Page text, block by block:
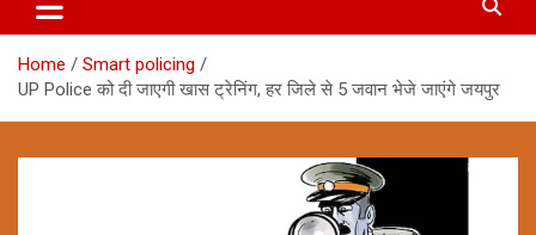
Home
Smart policing
UP Police को दी जाएगी खास ट्रेनिंग, हर जिले से 5 जवान भेजे जाएंगे जयपुर